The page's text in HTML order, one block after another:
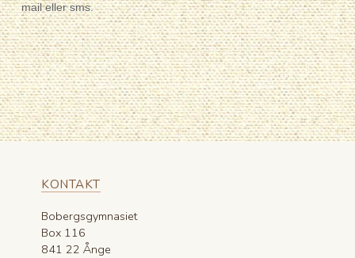
mail eller sms.
KONTAKT
Bobergsgymnasiet
Box 116
841 22 Ånge